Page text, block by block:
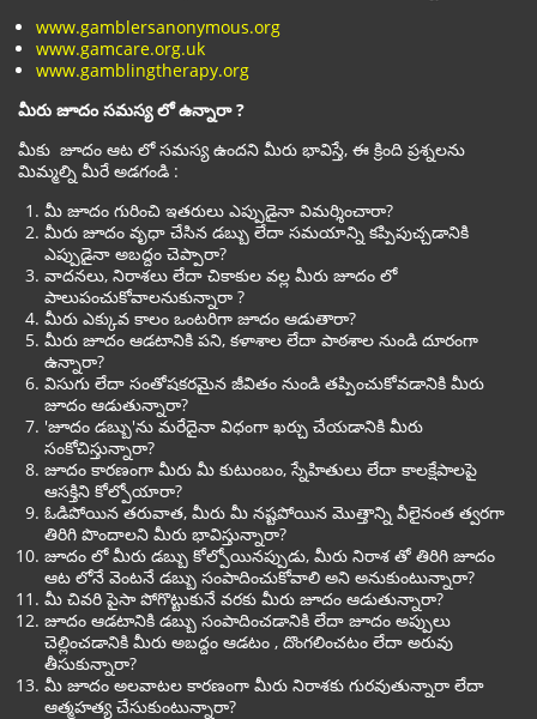
www.gamblersanonymous.org
www.gamcare.org.uk
www.gamblingtherapy.org
మీరు జూదం సమస్య లో ఉన్నారా ?
మీకు జూదం ఆట లో సమస్య ఉందని మీరు భావిస్తే, ఈ క్రింది ప్రశ్నలను
మిమ్మల్ని మీరే అడగండి :
మీ జూదం గురించి ఇతరులు ఎప్పుడైనా విమర్శించారా?
మీరు జూదం వృధా చేసిన డబ్బు లేదా సమయాన్ని కప్పిపుచ్చడానికి
ఎప్పుడైనా అబద్దం చెప్పారా?
వాదనలు, నిరాశలు లేదా చికాకుల వల్ల మీరు జూదం లో
పాలుపంచుకోవాలనుకున్నారా ?
మీరు ఎక్కువ కాలం ఒంటరిగా జూదం ఆడుతారా?
మీరు జూదం ఆడటానికి పని, కళాశాల లేదా పాఠశాల నుండి దూరంగా
ఉన్నారా?
విసుగు లేదా సంతోషకరమైన జీవితం నుండి తప్పించుకోవడానికి మీరు
జూదం ఆడుతున్నారా?
'జూదం డబ్బు'ను మరేదైనా విధంగా ఖర్చు చేయడానికి మీరు
సంకోచిస్తున్నారా?
జూదం కారణంగా మీరు మీ కుటుంబం, స్నేహితులు లేదా కాలక్షేపాలపై
ఆసక్తిని కోల్పోయారా?
ఓడిపోయిన తరువాత, మీరు మీ నష్టపోయిన మొత్తాన్ని వీలైనంత త్వరగా
తిరిగి పొందాలని మీరు భావిస్తున్నారా?
జూదం లో మీరు డబ్బు కోల్పోయినప్పుడు, మీరు నిరాశ తో తిరిగి జూదం
ఆట లోనే వెంటనే డబ్బు సంపాదించుకోవాలి అని అనుకుంటున్నారా?
మీ చివరి పైసా పోగొట్టుకునే వరకు మీరు జూదం ఆడుతున్నారా?
జూదం ఆడటానికి డబ్బు సంపాదించడానికి లేదా జూదం అప్పులు
చెల్లించడానికి మీరు అబద్దం ఆడటం , దొంగలించటం లేదా అరువు
తీసుకున్నారా?
మీ జూదం అలవాటల కారణంగా మీరు నిరాశకు గురవుతున్నారా లేదా
ఆత్మహత్య చేసుకుంటున్నారా?